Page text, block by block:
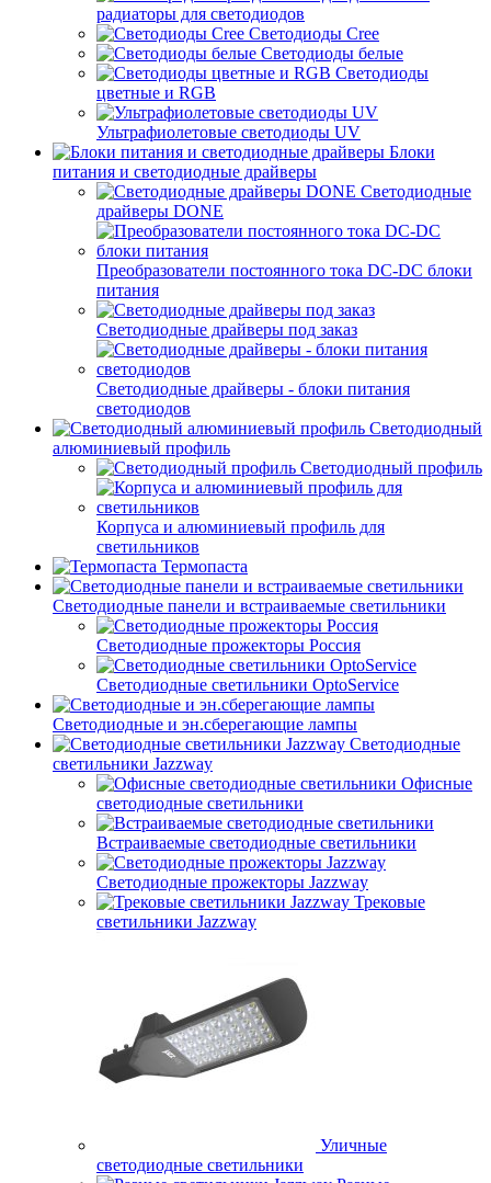
радиаторы для светодиодов
Светодиоды Cree
Светодиоды белые
Светодиоды
цветные и RGB
Ультрафиолетовые светодиоды UV
Блоки
питания и светодиодные драйверы
Светодиодные
драйверы DONE
Преобразователи постоянного тока DC-DC блоки
питания
Светодиодные драйверы под заказ
Светодиодные драйверы - блоки питания
светодиодов
Светодиодный
алюминиевый профиль
Светодиодный профиль
Корпуса и алюминиевый профиль для
светильников
Термопаста
Светодиодные панели и встраиваемые светильники
Светодиодные прожекторы Россия
Светодиодные светильники OptoService
Светодиодные и эн.сберегающие лампы
Светодиодные
светильники Jazzway
Офисные
светодиодные светильники
Встраиваемые светодиодные светильники
Светодиодные прожекторы Jazzway
Трековые
светильники Jazzway
Уличные
светодиодные светильники